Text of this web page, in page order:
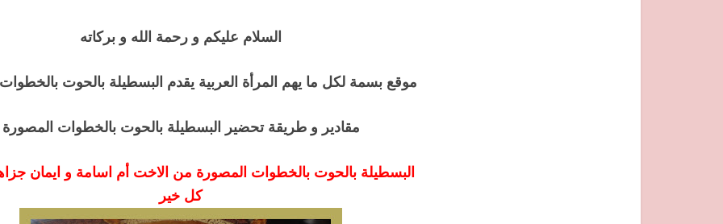
السلام عليكم و رحمة الله و بركاته
موقع بسمة لكل ما يهم المرأة العربية يقدم البسطيلة بالحوت
مقادير و طريقة تحضير البسطيلة بالحوت بالخطوات المصورة
البسطيلة بالحوت بالخطوات المصورة من الاخت أم اسامة و ايمان
كل خير